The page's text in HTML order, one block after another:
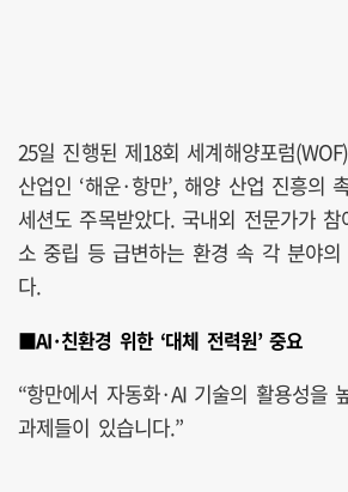
25일 진행된 제18회 세계해양포럼
산업인 ‘해운·항만’, 해양 산업 진흥의
세션도 주목받았다. 국내외 전문가가
소 중립 등 급변하는 환경 속 각 분야
다.
■AI·친환경 위한 ‘대체 전력원’ 중요
“항만에서 자동화·AI 기술의 활용성을
과제들이 있습니다.”